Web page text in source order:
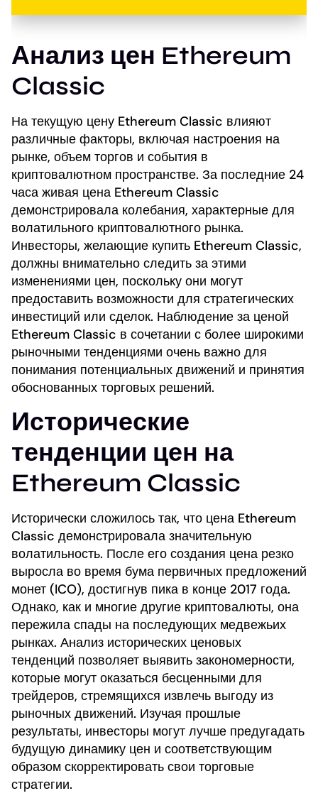
Анализ цен Ethereum
Classic
На текущую цену Ethereum Classic влияют
различные факторы, включая настроения на
рынке, объем торгов и события в
криптовалютном пространстве. За последние 24
часа живая цена Ethereum Classic
демонстрировала колебания, характерные для
волатильного криптовалютного рынка.
Инвесторы, желающие купить Ethereum Classic,
должны внимательно следить за этими
изменениями цен, поскольку они могут
предоставить возможности для стратегических
инвестиций или сделок. Наблюдение за ценой
Ethereum Classic в сочетании с более широкими
рыночными тенденциями очень важно для
понимания потенциальных движений и принятия
обоснованных торговых решений.
Исторические
тенденции цен на
Ethereum Classic
Исторически сложилось так, что цена Ethereum
Classic демонстрировала значительную
волатильность. После его создания цена резко
выросла во время бума первичных предложений
монет (ICO), достигнув пика в конце 2017 года.
Однако, как и многие другие криптовалюты, она
пережила спады на последующих медвежьих
рынках. Анализ исторических ценовых
тенденций позволяет выявить закономерности,
которые могут оказаться бесценными для
трейдеров, стремящихся извлечь выгоду из
рыночных движений. Изучая прошлые
результаты, инвесторы могут лучше предугадать
будущую динамику цен и соответствующим
образом скорректировать свои торговые
стратегии.